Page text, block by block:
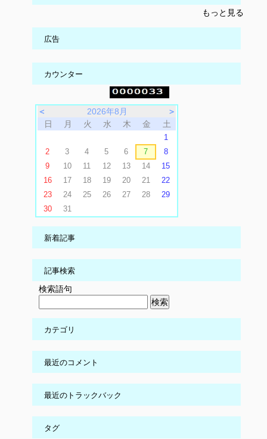
もっと見る
広告
カウンター
＜ 2026年8月
＞
日
月 火 水 木 金 土
1
2
3 4 5 6 7
8
9
10 11 12 13 14
15
16
17 18 19 20 21
22
23
24 25 26 27 28
29
30
31
新着記事
記事検索
検索語句
カテゴリ
最近のコメント
最近のトラックバック
タグ